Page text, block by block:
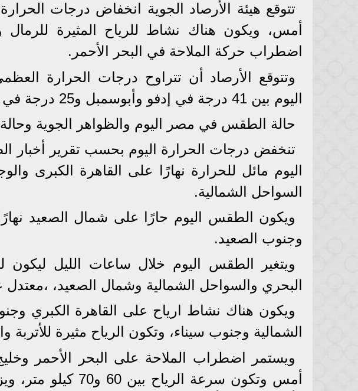
تتوقع هيئة الأرصاد الجوية انخفاض درجات
أمس، ويكون هناك نشاط للرياح المثيرة للرمال
اضطراب حركة الملاحة في البحر الأحمر.
اليوم بين 41 درجة في إدفو وأبوسمبل و25 درجة في مطروح.
حالة الطقس في مصر اليوم والظواهر الجوية وحالة
تنخفض درجات الحرارة اليوم بحسب تقرير
اليوم مائل للحرارة نهارًا على القاهرة الكبرى
السواحل الشمالية.
ويكون الطقس اليوم حارًا على شمال الصعيد
وجنوب الصعيد.
ويتغير الطقس اليوم خلال ساعات الليل ليكون
البحري والسواحل الشمالية وشمال الصعيد،
ويكون هناك نشاط ارياح على القاهرة الكبري
الشمالية وجنوب سيناء، وتكون الرياح مثيرة للأتربة
ويستمر اضطراب الملاحة على البحر الأحمر